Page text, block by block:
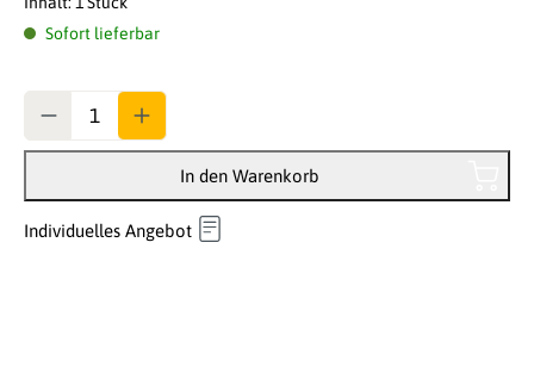
Sofort lieferbar
In den Warenkorb
Individuelles Angebot